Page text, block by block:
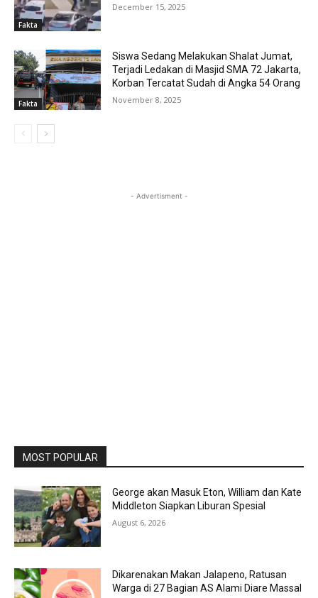
Fakta
December 15, 2025
Fakta
Siswa Sedang Melakukan Shalat Jumat,
Terjadi Ledakan di Masjid SMA 72 Jakarta,
Korban Tercatat Sudah di Angka 54 Orang
November 8, 2025
- Advertisment -
MOST POPULAR
George akan Masuk Eton, William dan Kate
Middleton Siapkan Liburan Spesial
August 6, 2026
Dikarenakan Makan Jalapeno, Ratusan
Warga di 27 Bagian AS Alami Diare Massal